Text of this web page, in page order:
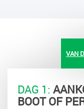
VAN
DAG 1:
BOOT OF